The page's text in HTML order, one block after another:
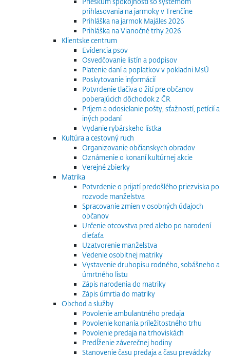
prihlasovania na jarmoky v Trenčíne
Prihláška na jarmok Majáles 2026
Prihláška na Vianočné trhy 2026
Klientske centrum
Evidencia psov
Osvedčovanie listín a podpisov
Platenie daní a poplatkov v pokladni MsÚ
Poskytovanie informácií
Potvrdenie tlačiva o žití pre občanov
poberajúcich dôchodok z ČR
Príjem a odosielanie pošty, sťažností, petícií a
iných podaní
Vydanie rybárskeho lístka
Kultúra a cestovný ruch
Organizovanie občianskych obradov
Oznámenie o konaní kultúrnej akcie
Verejné zbierky
Matrika
Potvrdenie o prijatí predošlého priezviska po
rozvode manželstva
Spracovanie zmien v osobných údajoch
občanov
Určenie otcovstva pred alebo po narodení
dieťaťa
Uzatvorenie manželstva
Vedenie osobitnej matriky
Vystavenie druhopisu rodného, sobášneho a
úmrtného listu
Zápis narodenia do matriky
Zápis úmrtia do matriky
Obchod a služby
Povolenie ambulantného predaja
Povolenie konania príležitostného trhu
Povolenie predaja na trhoviskách
Predĺženie záverečnej hodiny
Stanovenie času predaja a času prevádzky